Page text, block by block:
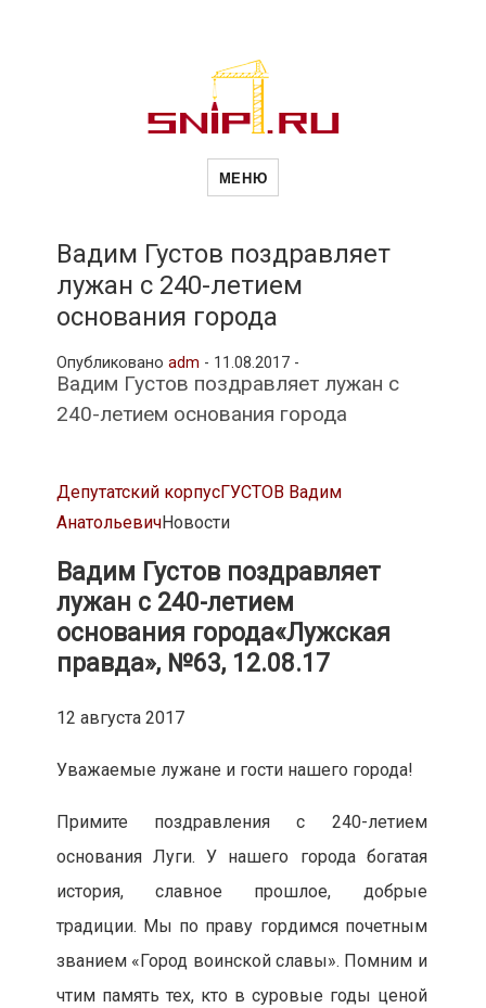
Новости
и
рубрики
МЕНЮ
Вадим Густов поздравляет
лужан с 240-летием
основания города
Опубликовано adm - 11.08.2017 -
Вадим Густов поздравляет лужан с
240-летием основания города
Депутатский корпусГУСТОВ Вадим
АнатольевичНовости
Вадим Густов поздравляет
лужан с 240-летием
основания города«Лужская
правда», №63, 12.08.17
12 августа 2017
Уважаемые лужане и гости нашего города!
Примите поздравления с 240-летием
основания Луги. У нашего города богатая
история, славное прошлое, добрые
традиции. Мы по праву гордимся почетным
званием «Город воинской славы». Помним и
чтим память тех, кто в суровые годы ценой